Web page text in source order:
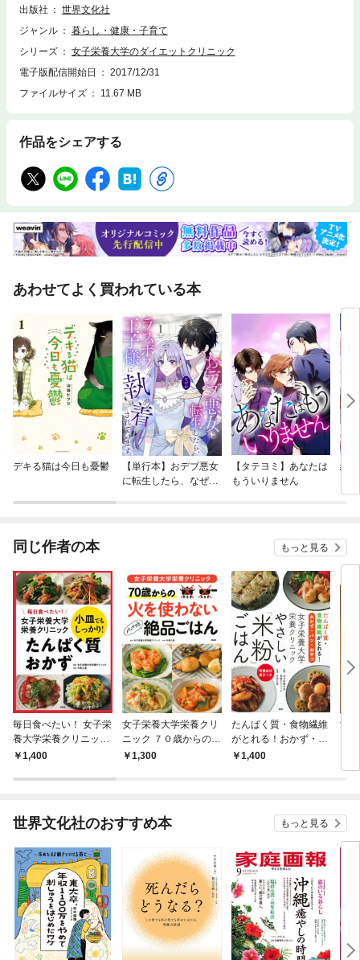
ど、ダイエット効果をさらに高めるエクササイズ指導も付いた超実践的な
内容です。半年で体重10キロ減、ウエスト15センチ減も続々！美肌効果も
出版社
世界文化社
ジャンル
暮らし・健康・子育て
シリーズ
女子栄養大学のダイエットクリニック
電子版配信開始日
2017/12/31
ファイルサイズ
11.67 MB
作品をシェアする
あわせてよく買われている本
デキる猫は今日も憂鬱
【単行本】おデブ悪女
に転生したら、なぜか
【タテヨミ】あなたは
もういりません
結
同じ作者の本 もっと見る
毎日食べたい！ 女子栄
養大学栄養クリニック
小皿でもしっかり！ た
1,400
女子栄養大学栄養クリ
ニック ７０歳からの
火を使わないパパッと
1,300
たんぱく質・食物繊維
がとれる！おかず・パ
ン・おやつ 女子栄養大
1,400
女
世界文化社のおすすめ本 もっと見る